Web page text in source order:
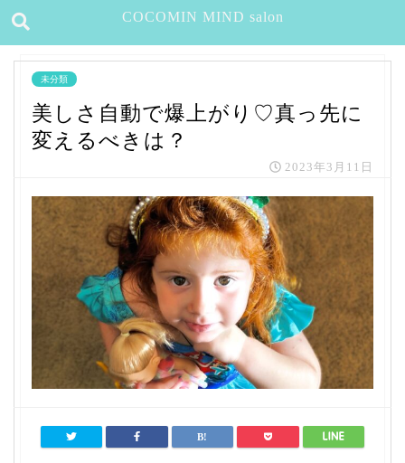
COCOMIN MIND salon
未分類
美しさ自動で爆上がり♡真っ先に
変えるべきは？
2023年3月11日